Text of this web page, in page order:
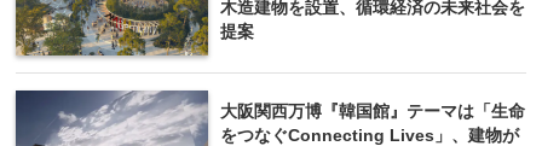
木造建物を設置、循環経済の未来社会を
提案
大阪関西万博『韓国館』テーマは「生命
をつなぐConnecting Lives」、建物が